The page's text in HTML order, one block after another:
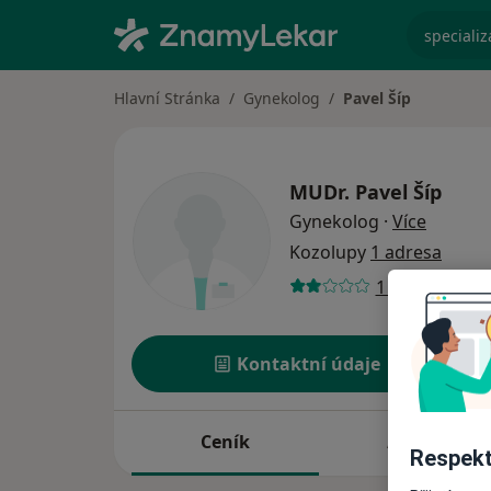
Hlavní Stránka Gynekolog Pavel Šíp
MUDr. Pavel Šíp
Gynekolog · Více
Kozolupy 1 adresa
1 názor
Kontaktní údaje
Ceník Adresy